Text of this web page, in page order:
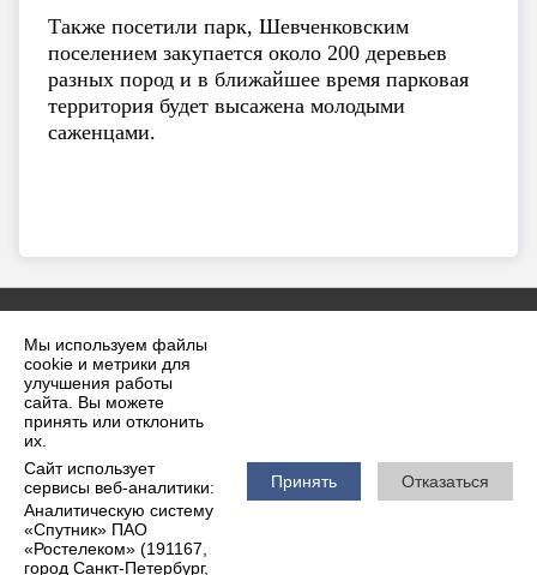
Мы используем файлы
cookie и метрики для
улучшения работы
сайта. Вы можете
принять или отклонить
их.
Сайт использует
сервисы веб-аналитики:
Аналитическую систему
«Спутник» ПАО
«Ростелеком» (191167,
город Санкт-Петербург,
Принять Отказаться
Также посетили парк, Шевченковским
поселением закупается около 200 деревьев
разных пород и в ближайшее время парковая
территория будет высажена молодыми
саженцами.
2026 г. krilovskaya.ru
Вход
Карта сайта
Политика обработки персональных данных
Сделано на KubCMS
Разработка и поддержка